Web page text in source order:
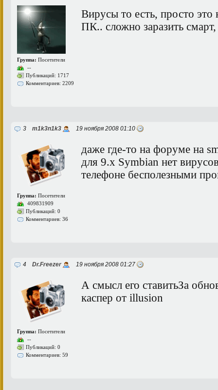
Группа: Посетители
--
Публикаций: 1717
Комментариев: 2209
Вирусы то есть, просто это
ПК.. сложно заразить смарт,
3 m1k3n1k3 19 ноября 2008 01:10
Группа: Посетители
409831909
Публикаций: 0
Комментариев: 36
даже где-то на форуме на
для 9.х Symbian нет
телефоне бесполезными
4 Dr.Freezer 19 ноября 2008 01:27
Группа: Посетители
--
Публикаций: 0
Комментариев: 59
А смысл его ставитьЗа
каспер от illusion